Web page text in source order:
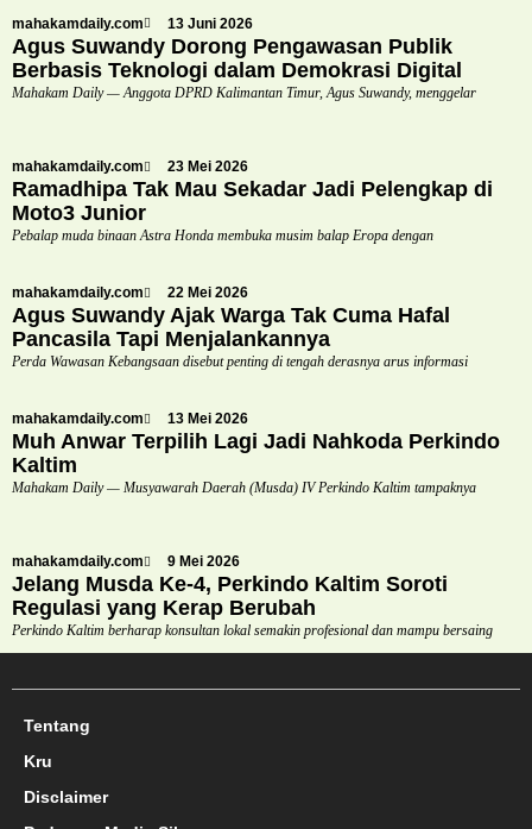
mahakamdaily.com 13 Juni 2026
Agus Suwandy Dorong Pengawasan Publik
Berbasis Teknologi dalam Demokrasi Digital
Mahakam Daily — Anggota DPRD Kalimantan Timur, Agus Suwandy, menggelar
mahakamdaily.com 23 Mei 2026
Ramadhipa Tak Mau Sekadar Jadi Pelengkap di
Moto3 Junior
Pebalap muda binaan Astra Honda membuka musim balap Eropa dengan
mahakamdaily.com 22 Mei 2026
Agus Suwandy Ajak Warga Tak Cuma Hafal
Pancasila Tapi Menjalankannya
Perda Wawasan Kebangsaan disebut penting di tengah derasnya arus informasi
mahakamdaily.com 13 Mei 2026
Muh Anwar Terpilih Lagi Jadi Nahkoda Perkindo
Kaltim
Mahakam Daily — Musyawarah Daerah (Musda) IV Perkindo Kaltim tampaknya
mahakamdaily.com 9 Mei 2026
Jelang Musda Ke-4, Perkindo Kaltim Soroti
Regulasi yang Kerap Berubah
Perkindo Kaltim berharap konsultan lokal semakin profesional dan mampu bersaing
Tentang
Kru
Disclaimer